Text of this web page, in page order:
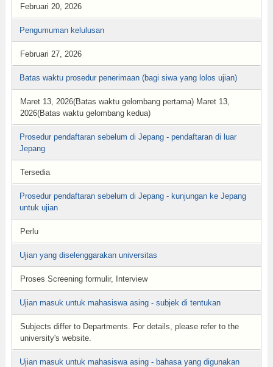
Februari 20, 2026
Pengumuman kelulusan
Februari 27, 2026
Batas waktu prosedur penerimaan (bagi siwa yang lolos ujian)
Maret 13, 2026(Batas waktu gelombang pertama) Maret 13,
2026(Batas waktu gelombang kedua)
Prosedur pendaftaran sebelum di Jepang - pendaftaran di luar
Jepang
Tersedia
Prosedur pendaftaran sebelum di Jepang - kunjungan ke Jepang
untuk ujian
Perlu
Ujian yang diselenggarakan universitas
Proses Screening formulir, Interview
Ujian masuk untuk mahasiswa asing - subjek di tentukan
Subjects differ to Departments. For details, please refer to the
university's website.
Ujian masuk untuk mahasiswa asing - bahasa yang digunakan